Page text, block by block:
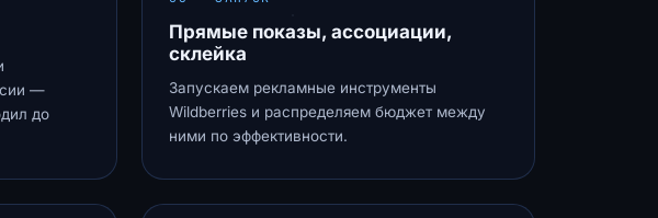
—
до
Прямые показы, ассоциации,
склейка
Запускаем рекламные инструменты
Wildberries и распределяем бюджет между
ними по эффективности.